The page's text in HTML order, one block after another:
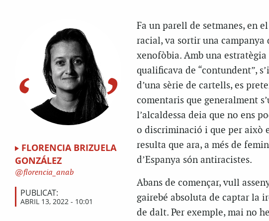
FLORENCIA BRIZUELA
GONZÁLEZ
florencia_anab
PUBLICAT:
ABRIL 13, 2022 - 10:01
Fa un parell de setmanes, en
racial, va sortir una campanya
xenofòbia. Amb una
qualificava de “contundent”,
d’una sèrie de cartells, es
comentaris que generalment
l’alcaldessa deia que no ens
o discriminació i que per això
resulta que ara, a més de
d’Espanya són antiracistes.
Abans de començar, vull
gairebé absoluta de captar la
de dalt. Per exemple, mai no